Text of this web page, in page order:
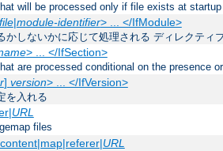
will be processed only if file exists at startup
|module-identifier> ... </IfModule>
かしないかに応じて処理される ディレクティ
> ... </IfSection>
are processed conditional on the presence
] version> ... </IfVersion>
を入れる
URL
files
URL